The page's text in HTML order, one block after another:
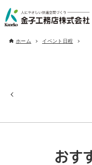
ホーム イベント日程
おす